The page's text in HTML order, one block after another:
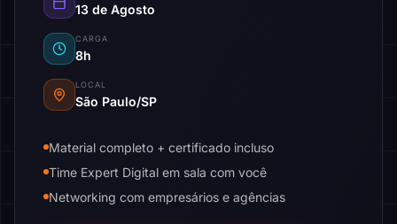
13 de Agosto
CARGA
8h
LOCAL
São Paulo/SP
Material completo + certificado incluso
Time Expert Digital em sala com você
Networking com empresários e agências